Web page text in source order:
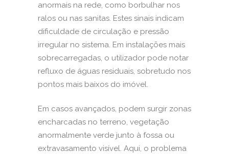
anormais na rede, como borbulhar nos
ralos ou nas sanitas. Estes sinais indicam
dificuldade de circulação e pressão
irregular no sistema. Em instalações mais
sobrecarregadas, o utilizador pode notar
refluxo de águas residuais, sobretudo nos
pontos mais baixos do imóvel.
Em casos avançados, podem surgir zonas
encharcadas no terreno, vegetação
anormalmente verde junto à fossa ou
extravasamento visível. Aqui, o problema